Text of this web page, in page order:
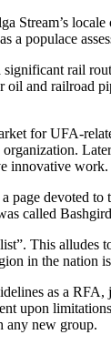
Stream’s
a populace
rail
and railroad
for UFA-
innovative work.
devoted to
called
This alludes
in the nation
as a
upon
any new group.